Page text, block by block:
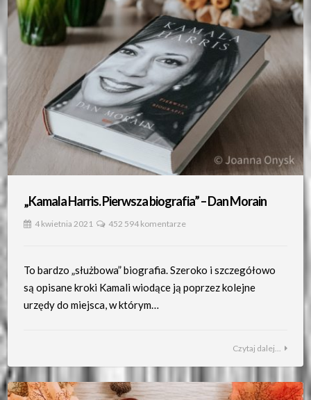
„Kamala Harris. Pierwsza biografia” – Dan Morain
4 kwietnia 2021 452 594 komentarze
To bardzo „służbowa” biografia. Szeroko i szczegółowo
są opisane kroki Kamali wiodące ją poprzez kolejne
urzędy do miejsca, w którym…
Czytaj dalej...